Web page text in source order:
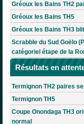
Gréoux les Bains TH2
Gréoux les Bains TH5
Gréoux les Bains TH3
Scrabble du Sud Goëlo
catégoriel étape de la
Résultats en
Termignon TH2 paires
Termignon TH5
Coupe Onondaga TH3
normal